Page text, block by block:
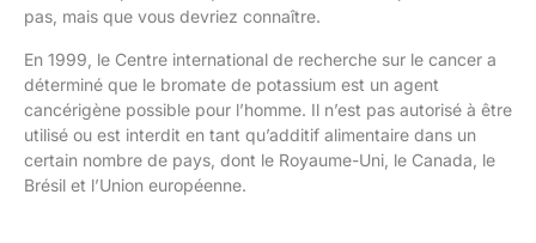
pas, mais que vous devriez connaître.
En 1999, le Centre international de recherche sur le cancer a
déterminé que le bromate de potassium est un agent
cancérigène possible pour l’homme. Il n’est pas autorisé à être
utilisé ou est interdit en tant qu’additif alimentaire dans un
certain nombre de pays, dont le Royaume-Uni, le Canada, le
Brésil et l’Union européenne.